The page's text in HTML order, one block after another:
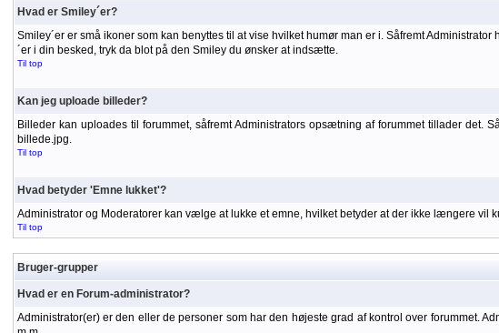
Hvad er Smiley´er?
Smiley´er er små ikoner som kan benyttes til at vise hvilket humør man er i. Såfremt
´er i din besked, tryk da blot på den Smiley du ønsker at indsætte.
Til top
Kan jeg uploade billeder?
Billeder kan uploades til forummet, såfremt Administrators opsætning af forummet tillader
billede.jpg.
Til top
Hvad betyder 'Emne lukket'?
Administrator og Moderatorer kan vælge at lukke et emne, hvilket betyder at der ikke længere vil
Til top
Bruger-grupper
Hvad er en Forum-administrator?
Administrator(er) er den eller de personer som har den højeste grad af kontrol over forummet.